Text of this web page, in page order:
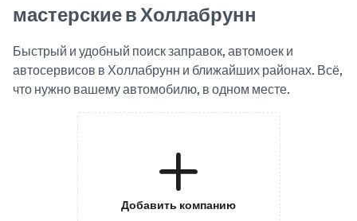
мастерские в Холлабрунн
Быстрый и удобный поиск заправок, автомоек и
автосервисов в Холлабрунн и ближайших районах. Всё,
что нужно вашему автомобилю, в одном месте.
Добавить компанию